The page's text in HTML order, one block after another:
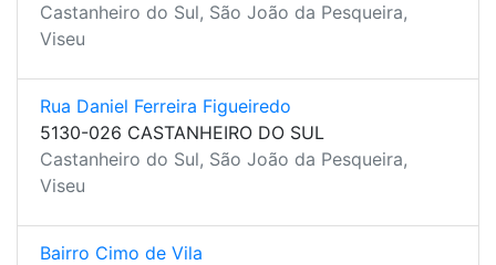
Castanheiro do Sul, São João da Pesqueira,
Viseu
Rua Daniel Ferreira Figueiredo
5130-026 CASTANHEIRO DO SUL
Castanheiro do Sul, São João da Pesqueira,
Viseu
Bairro Cimo de Vila